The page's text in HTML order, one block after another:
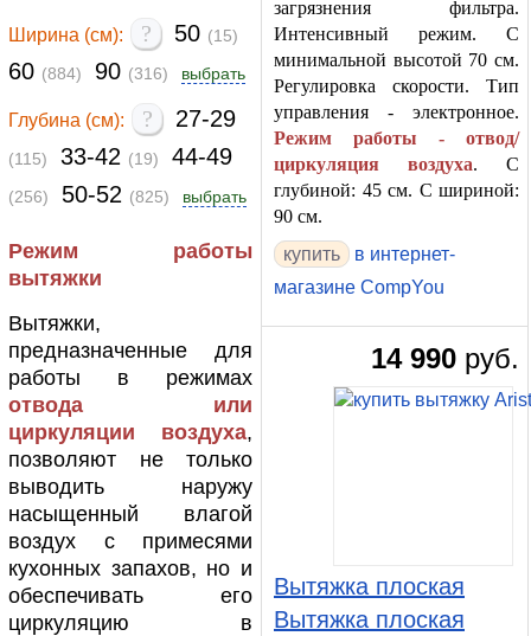
Ширина (см): ? 50 (15)
60 (884) 90 (316) выбрать
Глубина (см): ? 27-29
(115) 33-42 (19) 44-49
(256) 50-52 (825) выбрать
Режим работы
вытяжки
Вытяжки,
предназначенные для
работы в режимах
отвода или
циркуляции воздуха,
позволяют не только
выводить наружу
насыщенный влагой
воздух с примесями
кухонных запахов, но и
обеспечивать его
циркуляцию в
загрязнения фильтра.
Интенсивный режим. С
минимальной высотой 70 см.
Регулировка скорости. Тип
управления - электронное.
Режим работы - отвод/
циркуляция воздуха. С
глубиной: 45 см. С шириной:
90 см.
в интернет-
магазине CompYou
14 990 руб.
Вытяжка плоская
Вытяжка плоская